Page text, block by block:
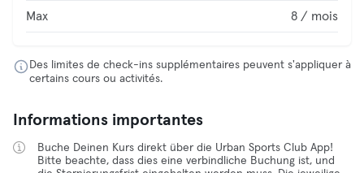
Max 8 / mois
Des limites de check-ins supplémentaires peuvent s'appliquer à
certains cours ou activités.
Informations importantes
Buche Deinen Kurs direkt über die Urban Sports Club App!
Bitte beachte, dass dies eine verbindliche Buchung ist, und